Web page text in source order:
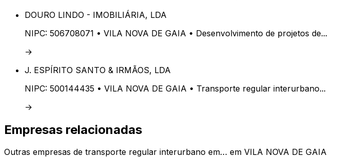
DOURO LINDO - IMOBILIÁRIA, LDA
NIPC: 506708071 • VILA NOVA DE GAIA • Desenvolvimento de projetos de...
→
J. ESPÍRITO SANTO & IRMÃOS, LDA
NIPC: 500144435 • VILA NOVA DE GAIA • Transporte regular interurbano...
→
Empresas relacionadas
Outras empresas de transporte regular interurbano em… em VILA NOVA DE GAIA